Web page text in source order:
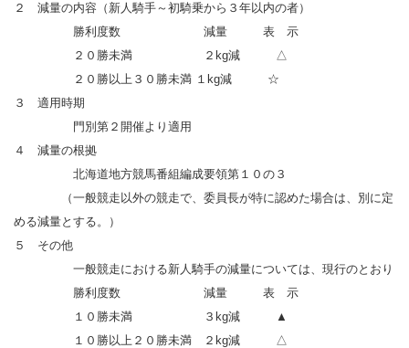
２ 減量の内容（新人騎手～初騎乗から３年以内の者）
勝利度数 減量 表 示
２０勝未満 ２kg減 △
２０勝以上３０勝未満 １kg減 ☆
３ 適用時期
門別第２開催より適用
４ 減量の根拠
北海道地方競馬番組編成要領第１０の３
（一般競走以外の競走で、委員長が特に認めた場合は、別に定
める減量とする。）
５ その他
一般競走における新人騎手の減量については、現行のとおり
勝利度数 減量 表 示
１０勝未満 ３kg減 ▲
１０勝以上２０勝未満 ２kg減 △